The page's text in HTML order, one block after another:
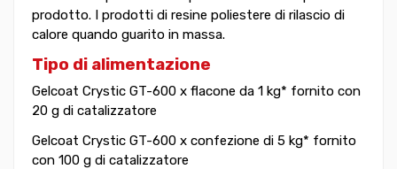
prodotto. I prodotti di resine poliestere di rilascio di
calore quando guarito in massa.
Tipo di alimentazione
Gelcoat Crystic GT-600 x flacone da 1 kg* fornito con
20 g di catalizzatore
Gelcoat Crystic GT-600 x confezione di 5 kg* fornito
con 100 g di catalizzatore